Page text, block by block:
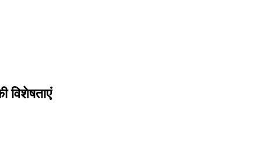
विशेषताएं